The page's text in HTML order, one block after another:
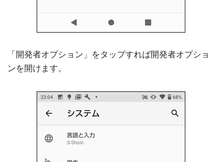
「開発者オプション」をタップすれば開発者オプショ
ンを開けます。